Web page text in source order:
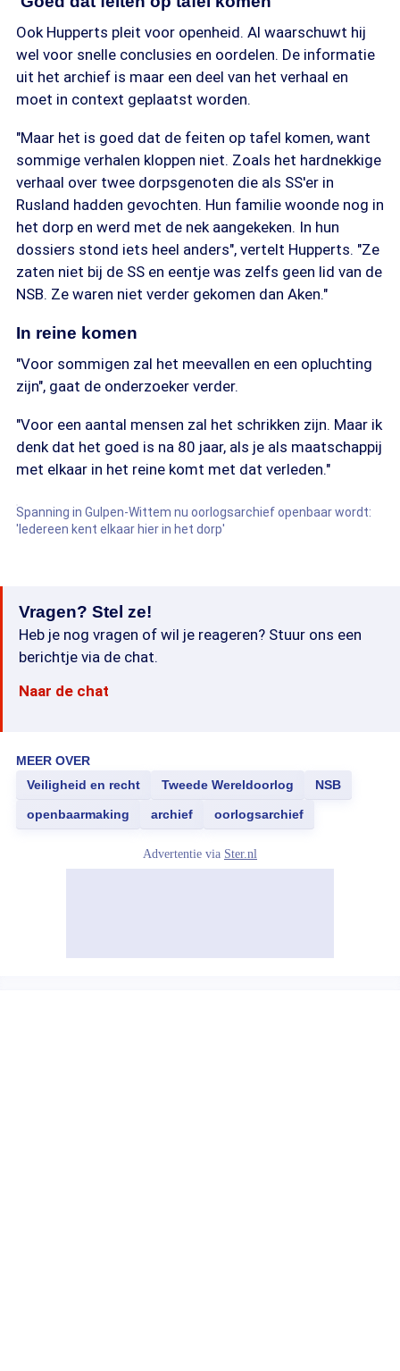
Ook Hupperts pleit voor openheid. Al waarschuwt hij
wel voor snelle conclusies en oordelen. De informatie
uit het archief is maar een deel van het verhaal en
moet in context geplaatst worden.
"Maar het is goed dat de feiten op tafel komen, want
sommige verhalen kloppen niet. Zoals het hardnekkige
verhaal over twee dorpsgenoten die als SS'er in
Rusland hadden gevochten. Hun familie woonde nog in
het dorp en werd met de nek aangekeken. In hun
dossiers stond iets heel anders", vertelt Hupperts. "Ze
zaten niet bij de SS en eentje was zelfs geen lid van de
NSB. Ze waren niet verder gekomen dan Aken."
In reine komen
"Voor sommigen zal het meevallen en een opluchting
zijn", gaat de onderzoeker verder.
"Voor een aantal mensen zal het schrikken zijn. Maar ik
denk dat het goed is na 80 jaar, als je als maatschappij
met elkaar in het reine komt met dat verleden."
Spanning in Gulpen-Wittem nu oorlogsarchief openbaar wordt:
'Iedereen kent elkaar hier in het dorp'
Vragen? Stel ze!
Heb je nog vragen of wil je reageren? Stuur ons een
berichtje via de chat.
Naar de chat
MEER OVER
Veiligheid en recht
Tweede Wereldoorlog NSB
openbaarmaking archief oorlogsarchief
Advertentie via Ster.nl